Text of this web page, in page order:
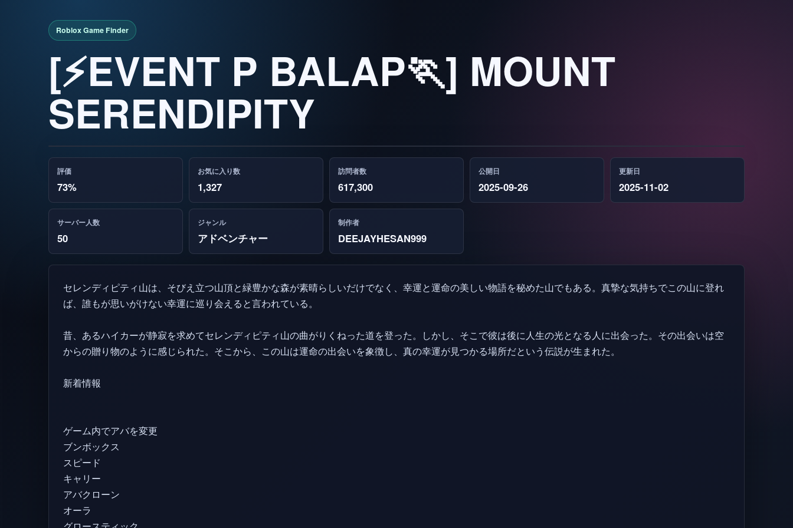
[⚡EVENT P BALAP🏃] MOUNT
SERENDIPITY
評価
73%
お気に入り数
1,327
訪問者数
617,300
公開日
2025-09-26
更新日
2025-11-02
サーバー人数
50
ジャンル
アドベンチャー
制作者
DEEJAYHESAN999
セレンディピティ山は、そびえ立つ山頂と緑豊かな森が素晴らしいだけでなく、幸運と運命の美しい物語を秘めた山でもある。真摯な気持ちでこの山に登れ
ば、誰もが思いがけない幸運に巡り会えると言われている。
昔、あるハイカーが静寂を求めてセレンディピティ山の曲がりくねった道を登った。しかし、そこで彼は後に人生の光となる人に出会った。その出会いは空
からの贈り物のように感じられた。そこから、この山は運命の出会いを象徴し、真の幸運が見つかる場所だという伝説が生まれた。
新着情報
ゲーム内でアバを変更
ブンボックス
スピード
キャリー
アバクローン
オーラ